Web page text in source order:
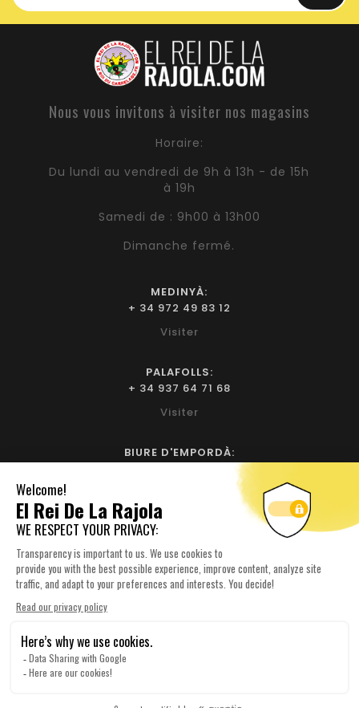
Nous vous invitons à visiter nos magasins
Horaire:
Du lundi au vendredi de 9h à 13h - de 15h
à 19h
Samedi de : 9h00 à 13h00
Dimanche fermé.
MEDINYÀ:
+ 34 972 49 83 12
Visiter
PALAFOLLS:
+ 34 937 64 71 68
Visiter
BIURE D'EMPORDÀ:
NOTRE SOCIÉTÉ
YOUR ACCOUNT
INFORMATIONS SUR LE MAGASIN
© 2026 Elreidelarajola.com